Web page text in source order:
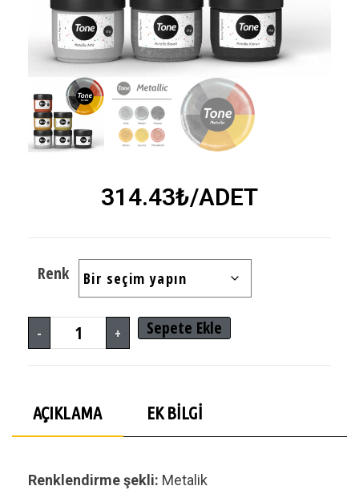
314.43₺/ADET
Renk
- + Sepete Ekle
AÇIKLAMA EK BILGI
Renklendirme şekli: Metalik